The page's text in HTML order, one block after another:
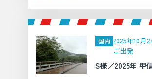
国内 2025年10月
ご出発
S様／2025年 甲